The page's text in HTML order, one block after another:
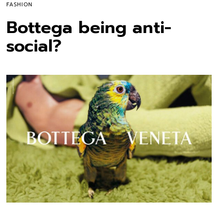
FASHION
Bottega being anti-
social?